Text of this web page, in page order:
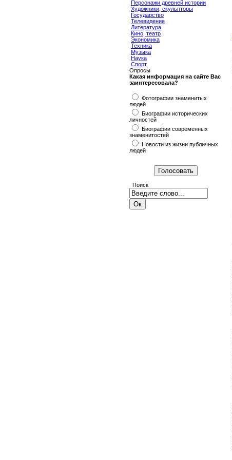
Персонажи древней истории
Художники, скульпторы
Государство
Телевидение
Литература
Кино, театр
Экономика
Техника
Музыка
Наука
Спорт
Опросы
Какая информация на сайте Вас
заинтересовала?
Фотографии знаменитых
людей
Биографии исторических
личностей
Биографии современных
знаменитостей
Новости из жизни публичных
людей
Поиск